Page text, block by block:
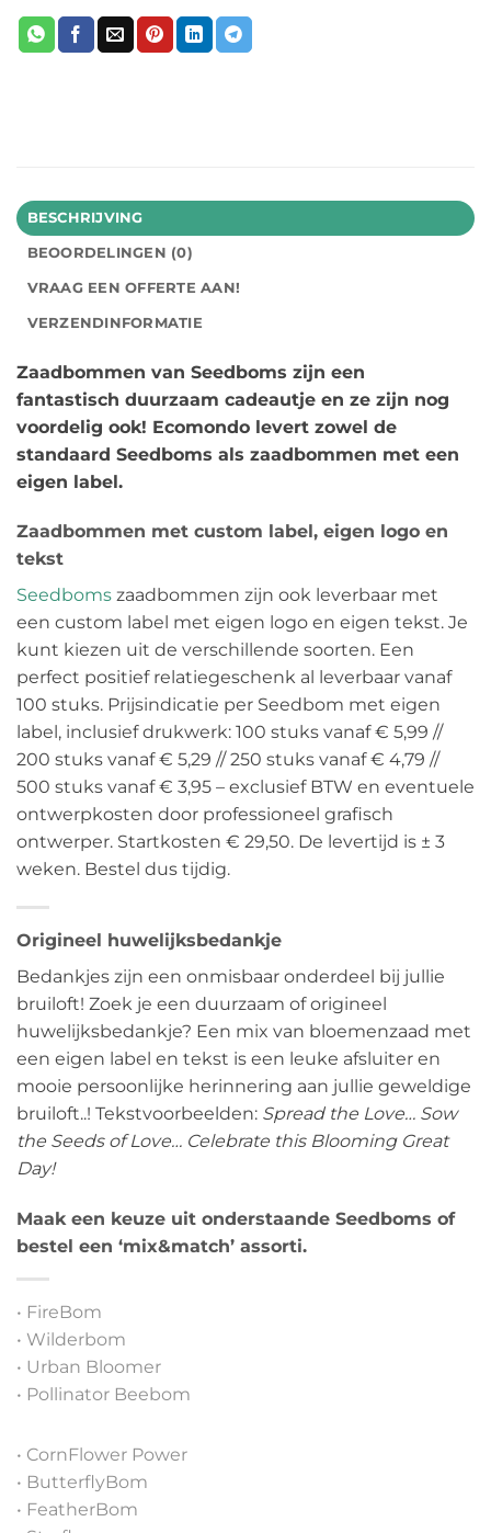
BESCHRIJVING
BEOORDELINGEN (0)
VRAAG EEN OFFERTE AAN!
VERZENDINFORMATIE
Zaadbommen van Seedboms zijn een
fantastisch duurzaam cadeautje en ze zijn nog
voordelig ook! Ecomondo levert zowel de
standaard Seedboms als zaadbommen met een
eigen label.
Zaadbommen met custom label, eigen logo en
tekst
Seedboms zaadbommen zijn ook leverbaar met
een custom label met eigen logo en eigen tekst. Je
kunt kiezen uit de verschillende soorten. Een
perfect positief relatiegeschenk al leverbaar vanaf
100 stuks. Prijsindicatie per Seedbom met eigen
label, inclusief drukwerk: 100 stuks vanaf € 5,99 //
200 stuks vanaf € 5,29 // 250 stuks vanaf € 4,79 //
500 stuks vanaf € 3,95 – exclusief BTW en eventuele
ontwerpkosten door professioneel grafisch
ontwerper. Startkosten € 29,50. De levertijd is ± 3
weken. Bestel dus tijdig.
Origineel huwelijksbedankje
Bedankjes zijn een onmisbaar onderdeel bij jullie
bruiloft! Zoek je een duurzaam of origineel
huwelijksbedankje? Een mix van bloemenzaad met
een eigen label en tekst is een leuke afsluiter en
mooie persoonlijke herinnering aan jullie geweldige
bruiloft..! Tekstvoorbeelden: Spread the Love… Sow
the Seeds of Love… Celebrate this Blooming Great
Day!
Maak een keuze uit onderstaande Seedboms of
bestel een ‘mix&match’ assorti.
• FireBom
• Wilderbom
• Urban Bloomer
• Pollinator Beebom
• CornFlower Power
• ButterflyBom
• FeatherBom